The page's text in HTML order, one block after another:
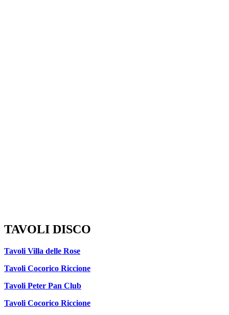
TAVOLI DISCO
Tavoli Villa delle Rose
Tavoli Cocorico Riccione
Tavoli Peter Pan Club
Tavoli Cocorico Riccione